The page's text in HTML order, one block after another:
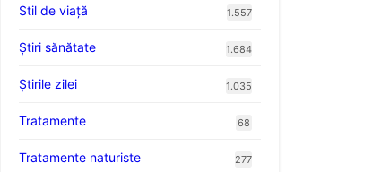
Stil de viaţă 1.557
Ştiri sănătate 1.684
Știrile zilei 1.035
Tratamente 68
Tratamente naturiste 277